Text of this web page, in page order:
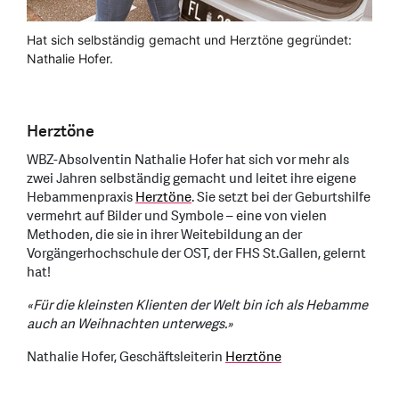
Hat sich selbständig gemacht und Herztöne gegründet:
Nathalie Hofer.
Herztöne
WBZ-Absolventin Nathalie Hofer hat sich vor mehr als
zwei Jahren selbständig gemacht und leitet ihre eigene
HebammenpraxisHerztöne. Sie setzt bei der Geburtshilfe
vermehrt auf Bilder und Symbole – eine von vielen
Methoden, die sie in ihrer Weitebildung an der
Vorgängerhochschule der OST, der FHS St.Gallen, gelernt
hat!
«Für die kleinsten Klienten der Welt bin ich als Hebamme
auch an Weihnachten unterwegs.»
Nathalie Hofer, Geschäftsleiterin Herztöne